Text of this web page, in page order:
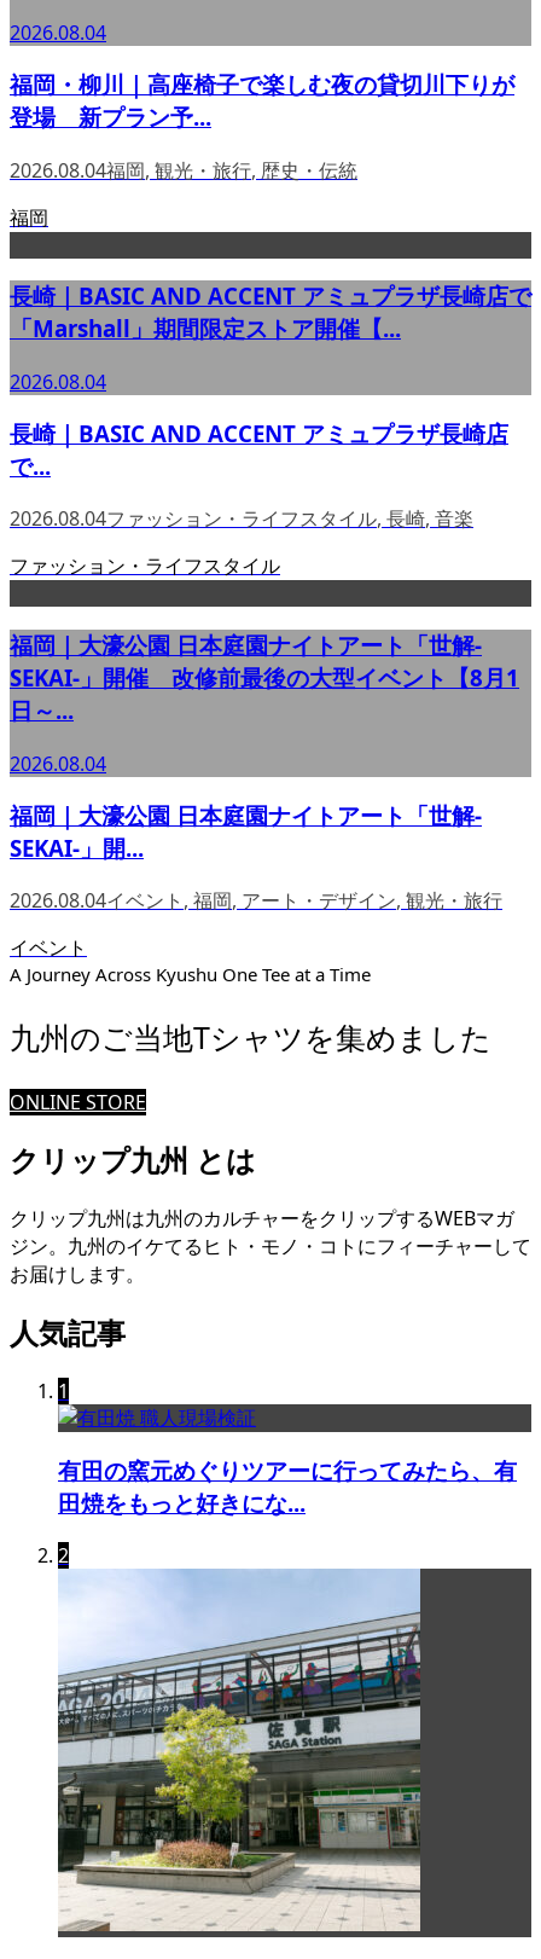
2026.08.04
福岡・柳川｜高座椅子で楽しむ夜の貸切川下りが
登場 新プラン予...
2026.08.04福岡, 観光・旅行, 歴史・伝統
福岡
長崎｜BASIC AND ACCENT アミュプラザ長崎店で
「Marshall」期間限定ストア開催【...
2026.08.04
長崎｜BASIC AND ACCENT アミュプラザ長崎店
で...
2026.08.04ファッション・ライフスタイル, 長崎, 音楽
ファッション・ライフスタイル
福岡｜大濠公園 日本庭園ナイトアート「世解-
SEKAI-」開催 改修前最後の大型イベント【8月1
日～...
2026.08.04
福岡｜大濠公園 日本庭園ナイトアート「世解-
SEKAI-」開...
2026.08.04イベント , 福岡, アート・デザイン, 観光・旅行
イベント
A Journey Across Kyushu One Tee at a Time
九州のご当地Tシャツを集めました
ONLINE STORE
クリップ九州 とは
クリップ九州は九州のカルチャーをクリップするWEBマガ
ジン。九州のイケてるヒト・モノ・コトにフィーチャーして
お届けします。
人気記事
1
有田の窯元めぐりツアーに行ってみたら、有
田焼をもっと好きにな...
2